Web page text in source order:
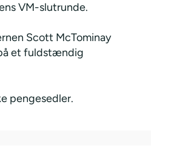
VM-slutrunde.
Scott McTominay
et fuldstændig
pengesedler.